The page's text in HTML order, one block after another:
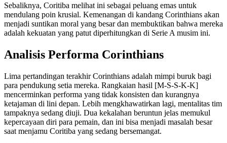
Sebaliknya, Coritiba melihat ini sebagai peluang emas untuk
mendulang poin krusial. Kemenangan di kandang Corinthians akan
menjadi suntikan moral yang besar dan membuktikan bahwa mereka
adalah kekuatan yang patut diperhitungkan di Serie A musim ini.
Analisis Performa Corinthians
Lima pertandingan terakhir Corinthians adalah mimpi buruk bagi
para pendukung setia mereka. Rangkaian hasil [M-S-S-K-K]
mencerminkan performa yang tidak konsisten dan kurangnya
ketajaman di lini depan. Lebih mengkhawatirkan lagi, mentalitas tim
tampaknya sedang diuji. Dua kekalahan beruntun jelas memukul
kepercayaan diri para pemain, dan ini bisa menjadi masalah besar
saat menjamu Coritiba yang sedang bersemangat.